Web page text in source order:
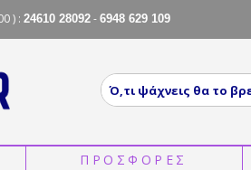
) : 24610 28092 - 6948 629 109
ΠΡΟΣΦΟΡΕΣ